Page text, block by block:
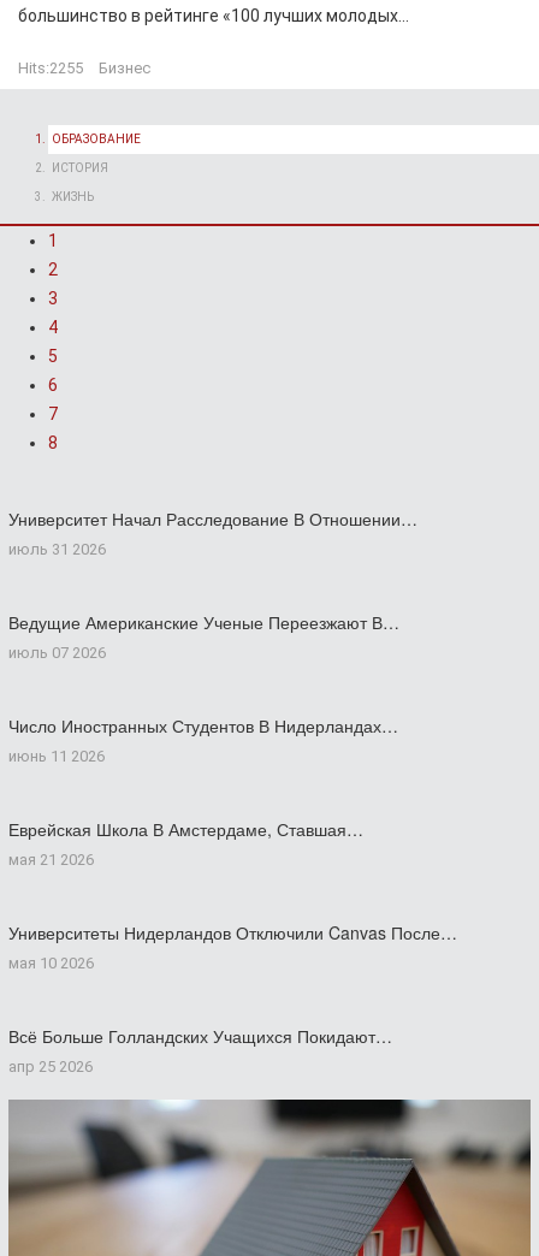
большинство в рейтинге «100 лучших молодых...
Hits:2255 Бизнес
ОБРАЗОВАНИЕ
ИСТОРИЯ
ЖИЗНЬ
1
2
3
4
5
6
7
8
Университет Начал Расследование В Отношении…
июль 31 2026
Ведущие Американские Ученые Переезжают В…
июль 07 2026
Число Иностранных Студентов В Нидерландах…
июнь 11 2026
Еврейская Школа В Амстердаме, Ставшая…
мая 21 2026
Университеты Нидерландов Отключили Canvas После…
мая 10 2026
Всё Больше Голландских Учащихся Покидают…
апр 25 2026